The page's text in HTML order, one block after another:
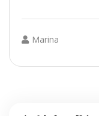
Marina